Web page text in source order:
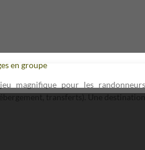
en groupe
magnifique pour les